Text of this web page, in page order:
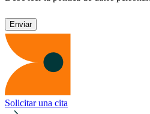
Solicitar una cita